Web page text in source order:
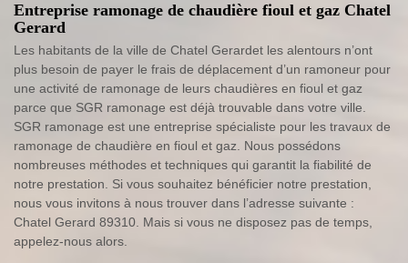
Entreprise ramonage de chaudière fioul et gaz Chatel
Gerard
Les habitants de la ville de Chatel Gerardet les alentours n’ont
plus besoin de payer le frais de déplacement d’un ramoneur pour
une activité de ramonage de leurs chaudières en fioul et gaz
parce que SGR ramonage est déjà trouvable dans votre ville.
SGR ramonage est une entreprise spécialiste pour les travaux de
ramonage de chaudière en fioul et gaz. Nous possédons
nombreuses méthodes et techniques qui garantit la fiabilité de
notre prestation. Si vous souhaitez bénéficier notre prestation,
nous vous invitons à nous trouver dans l’adresse suivante :
Chatel Gerard 89310. Mais si vous ne disposez pas de temps,
appelez-nous alors.